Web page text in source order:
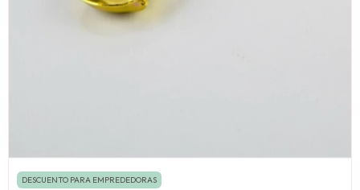
DESCUENTO PARA EMPREDEDORAS